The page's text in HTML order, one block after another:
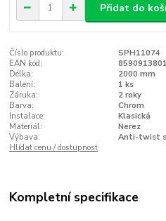
Přidat do
Číslo produktu:
SPH11074
EAN kód:
Délka:
2000 mm
Balení:
1 ks
Záruka:
2 roky
Barva:
Chrom
Instalace:
Klasická
Materiál:
Nerez
Výbava:
Anti-twist
Hlídat cenu / dostupnost
Kompletní specifikace